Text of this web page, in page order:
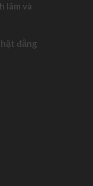
lãm và
đằng